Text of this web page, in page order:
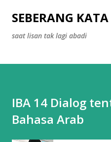
Skip
SEBERANG KATA
saat lisan tak lagi abadi
IBA 14 Dialog
Bahasa Arab